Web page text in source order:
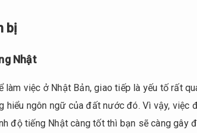
3.2.1.
Thái
Ngoại
hình
và
trang
bị
Nhật
làm việc ở Nhật Bản, giao tiếp là yếu tố rất
hiểu ngôn ngữ của đất nước đó. Vì vậy, việc
độ tiếng Nhật càng tốt thì bạn sẽ càng